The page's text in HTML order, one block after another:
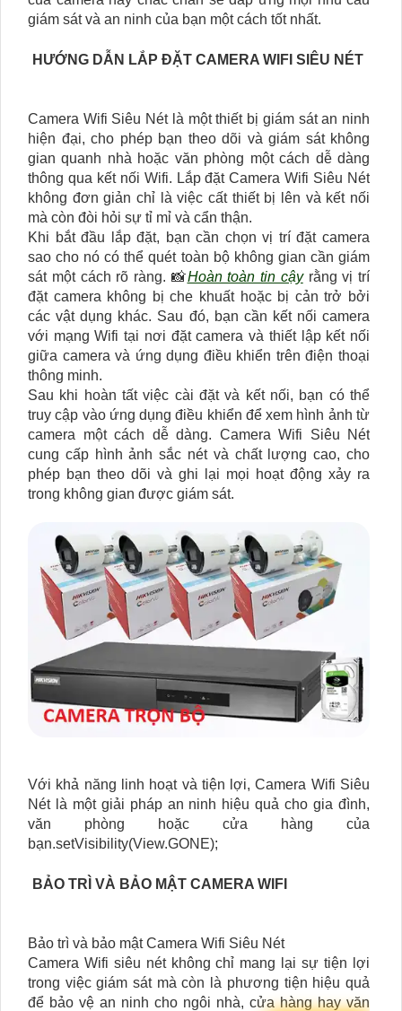
giám sát và an ninh của bạn một cách tốt nhất.
HƯỚNG DẪN LẮP ĐẶT CAMERA WIFI SIÊU NÉT
Camera Wifi Siêu Nét là một thiết bị giám sát an ninh
hiện đại, cho phép bạn theo dõi và giám sát không
gian quanh nhà hoặc văn phòng một cách dễ dàng
thông qua kết nối Wifi. Lắp đặt Camera Wifi Siêu Nét
không đơn giản chỉ là việc cất thiết bị lên và kết nối
mà còn đòi hỏi sự tỉ mỉ và cẩn thận.
Khi bắt đầu lắp đặt, bạn cần chọn vị trí đặt camera
sao cho nó có thể quét toàn bộ không gian cần giám
sát một cách rõ ràng. 📸Hoàn toàn tin cậyrằng vị trí
đặt camera không bị che khuất hoặc bị cản trở bởi
các vật dụng khác. Sau đó, bạn cần kết nối camera
với mạng Wifi tại nơi đặt camera và thiết lập kết nối
giữa camera và ứng dụng điều khiển trên điện thoại
thông minh.
Sau khi hoàn tất việc cài đặt và kết nối, bạn có thể
truy cập vào ứng dụng điều khiển để xem hình ảnh từ
camera một cách dễ dàng. Camera Wifi Siêu Nét
cung cấp hình ảnh sắc nét và chất lượng cao, cho
phép bạn theo dõi và ghi lại mọi hoạt động xảy ra
trong không gian được giám sát.
Với khả năng linh hoạt và tiện lợi, Camera Wifi Siêu
Nét là một giải pháp an ninh hiệu quả cho gia đình,
văn phòng hoặc cửa hàng của
bạn.setVisibility(View.GONE);
BẢO TRÌ VÀ BẢO MẬT CAMERA WIFI
Bảo trì và bảo mật Camera Wifi Siêu Nét
Camera Wifi siêu nét không chỉ mang lại sự tiện lợi
trong việc giám sát mà còn là phương tiện hiệu quả
để bảo vệ an ninh cho ngôi nhà, cửa hàng hay văn